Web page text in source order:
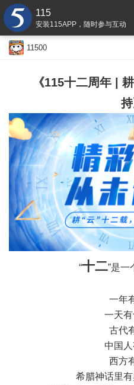
115
安装115APP，随时参与互动
11500
《115十二周年 |
持
“十二”是一
一年
一天
古代
中国
西方
希腊神话里